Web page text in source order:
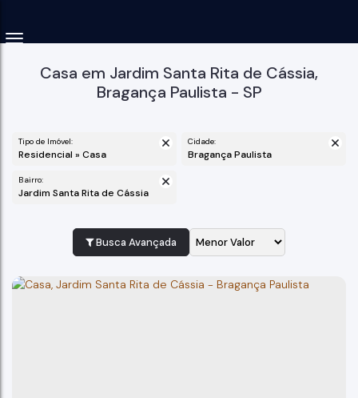
Casa em Jardim Santa Rita de Cássia,
Bragança Paulista - SP
Tipo de Imóvel:
Residencial » Casa
Cidade:
Bragança Paulista
Bairro:
Jardim Santa Rita de Cássia
Busca Avançada